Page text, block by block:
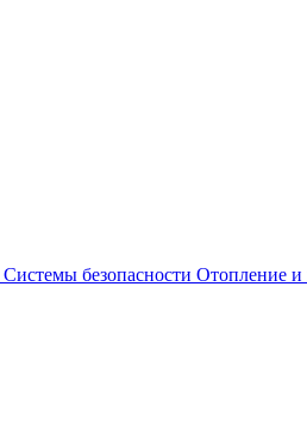
Системы безопасности Отопление и